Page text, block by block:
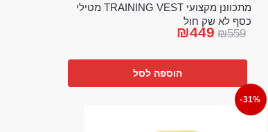
מתכוונן מקצועי TRAINING VEST מטילי
כסף לא שק חול
₪559
₪449
הוספה לסל
-31%